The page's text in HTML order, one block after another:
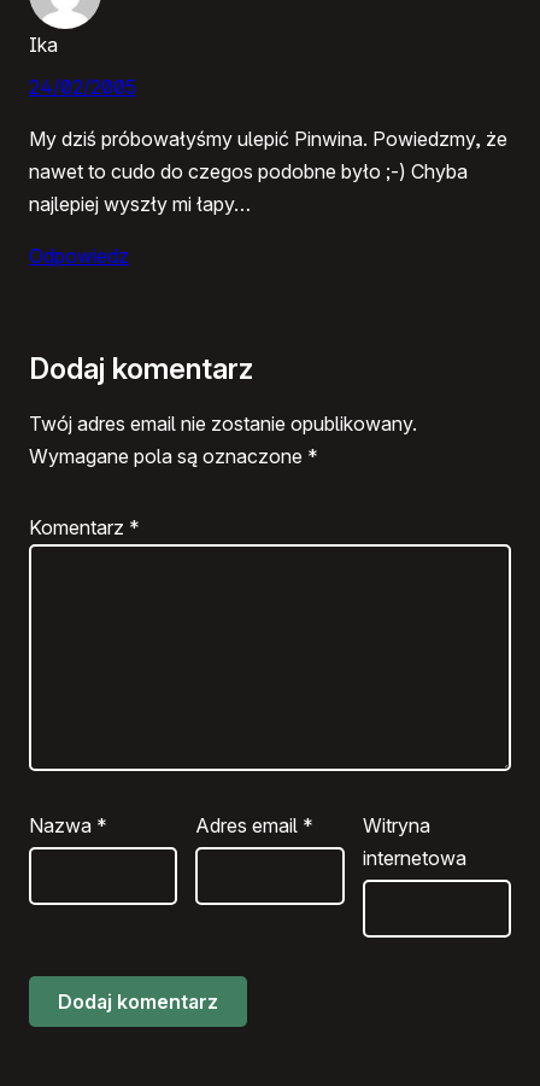
Ika
24/02/2005
My dziś próbowałyśmy ulepić Pinwina. Powiedzmy, że
nawet to cudo do czegos podobne było ;-) Chyba
najlepiej wyszły mi łapy…
Odpowiedz
Dodaj komentarz
Twój adres email nie zostanie opublikowany.
Wymagane pola są oznaczone *
Komentarz *
Nazwa * Adres email *
Witryna
internetowa